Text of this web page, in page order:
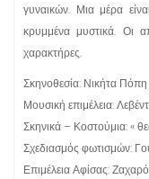
γυναικών. Μια μέρα
κρυμμένα μυστικά. Οι
χαρακτήρες.
Σκηνοθεσία: Νικήτα Πόπη
Μουσική επιμέλεια:
Σκηνικά – Κοστούμια: «
Σχεδιασμός φωτισμών:
Επιμέλεια Αφίσας: